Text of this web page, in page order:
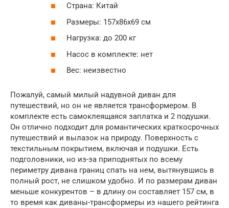
Страна: Китай
Размеры: 157x86x69 см
Нагрузка: до 200 кг
Насос в комплекте: нет
Вес: неизвестно
Пожалуй, самый милый надувной диван для
путешествий, но он не является трансформером. В
комплекте есть самоклеящаяся заплатка и 2 подушки.
Он отлично подходит для романтических краткосрочных
путешествий и вылазок на природу. Поверхность с
текстильным покрытием, включая и подушки. Есть
подголовники, но из-за приподнятых по всему
периметру дивана границ спать на нем, вытянувшись в
полный рост, не слишком удобно. И по размерам диван
меньше конкурентов – в длину он составляет 157 см, в
то время как диваны-трансформеры из нашего рейтинга